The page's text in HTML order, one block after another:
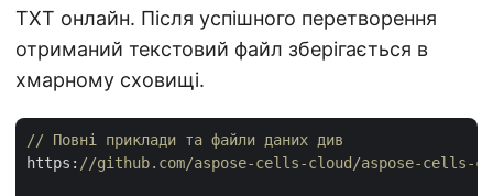
TXT онлайн. Після успішного перетворення
отриманий текстовий файл зберігається в
хмарному сховищі.
// Повні приклади та файли даних див
https: //github.com/aspose-cells-cloud/aspose-cells-